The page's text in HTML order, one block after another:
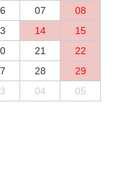
07
08
14
15
21
22
28
29
04 05